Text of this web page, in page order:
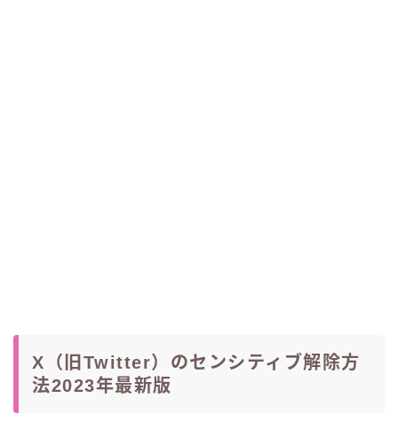
X（旧Twitter）のセンシティブ解除方
法2023年最新版